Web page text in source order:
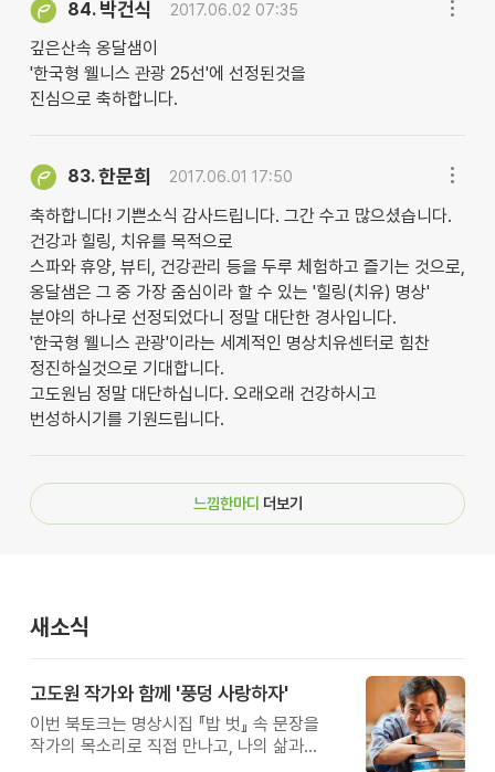
84. 박건식 2017.06.02 07:35
깊은산속 옹달샘이
'한국형 웰니스 관광 25선'에 선정된것을
진심으로 축하합니다.
83.한문희 2017.06.01 17:50
축하합니다! 기쁜소식 감사드립니다. 그간 수고 많으셨습니다.
건강과 힐링, 치유를 목적으로
스파와 휴양, 뷰티, 건강관리 등을 두루 체험하고 즐기는 것으로,
옹달샘은 그 중 가장 줌심이라 할 수 있는 '힐링(치유) 명상'
분야의 하나로 선정되었다니 정말 대단한 경사입니다.
'한국형 웰니스 관광'이라는 세계적인 명상치유센터로 힘찬
정진하실것으로 기대합니다.
고도원님 정말 대단하십니다. 오래오래 건강하시고
번성하시기를 기원드립니다.
느낌한마디 더보기
새소식
고도원 작가와 함께 '풍덩 사랑하자'
이번 북토크는 명상시집 『밥 벗』 속 문장을
작가의 목소리로 직접 만나고, 나의 삶과